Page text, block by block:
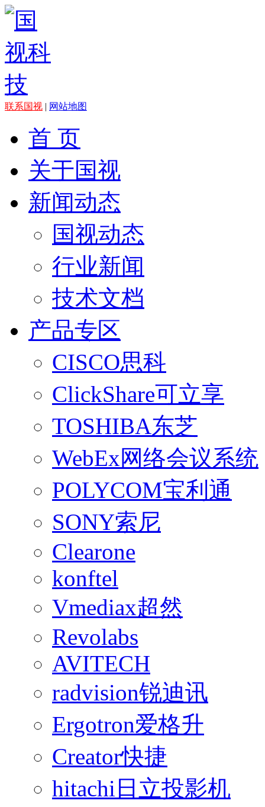
联系国视 | 网站地图
首 页
关于国视
新闻动态
国视动态
行业新闻
技术文档
产品专区
CISCO思科
ClickShare可立享
TOSHIBA东芝
WebEx网络会议系统
POLYCOM宝利通
SONY索尼
Clearone
konftel
Vmediax超然
Revolabs
AVITECH
radvision锐迪讯
Ergotron爱格升
Creator快捷
hitachi日立投影机